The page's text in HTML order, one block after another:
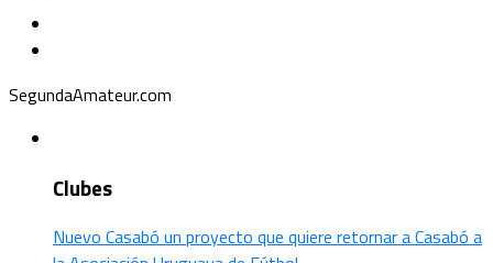
SegundaAmateur.com
Clubes
Nuevo Casabó un proyecto que quiere retornar a Casabó a